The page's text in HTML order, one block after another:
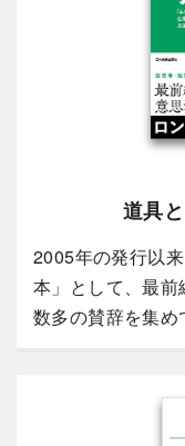
道具
2005年の発行以
本」として、最前
数多の賛辞を集